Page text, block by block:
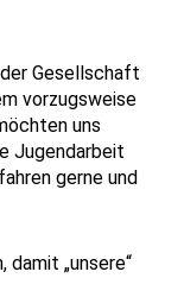
Gesellschaft
vorzugsweise
uns
Jugendarbeit
gerne und
damit „unsere“